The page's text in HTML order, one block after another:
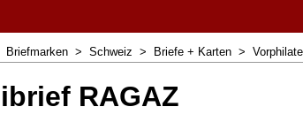
Briefmarken > Schweiz > Briefe + Karten >
RAGAZ